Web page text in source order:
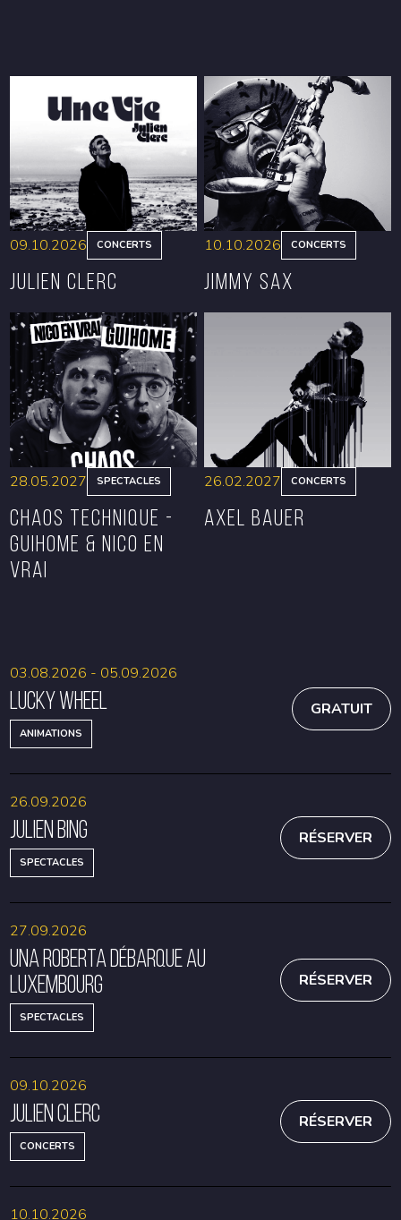
RÉSERVER
09.10.2026 CONCERTS
Julien Clerc
RÉSERVER
10.10.2026 CONCERTS
Jimmy Sax
28.05.2027 SPECTACLES
CHAOS TECHNIQUE -
GUIHOME & NICO EN
VRAI
26.02.2027 CONCERTS
Axel Bauer
Lucky Wheel
ANIMATIONS
03.08.2026 - 05.09.2026
GRATUIT
Julien Bing
SPECTACLES
26.09.2026
RÉSERVER
Una Roberta débarque au
Luxembourg
SPECTACLES
27.09.2026
RÉSERVER
Julien Clerc
CONCERTS
09.10.2026
RÉSERVER
10.10.2026